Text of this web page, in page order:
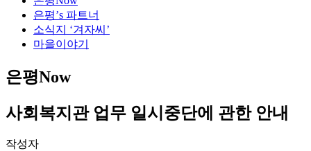
은평’s 파트너
소식지 ‘겨자씨’
마을이야기
은평Now
사회복지관 업무 일시중단에 관한 안내
작성자